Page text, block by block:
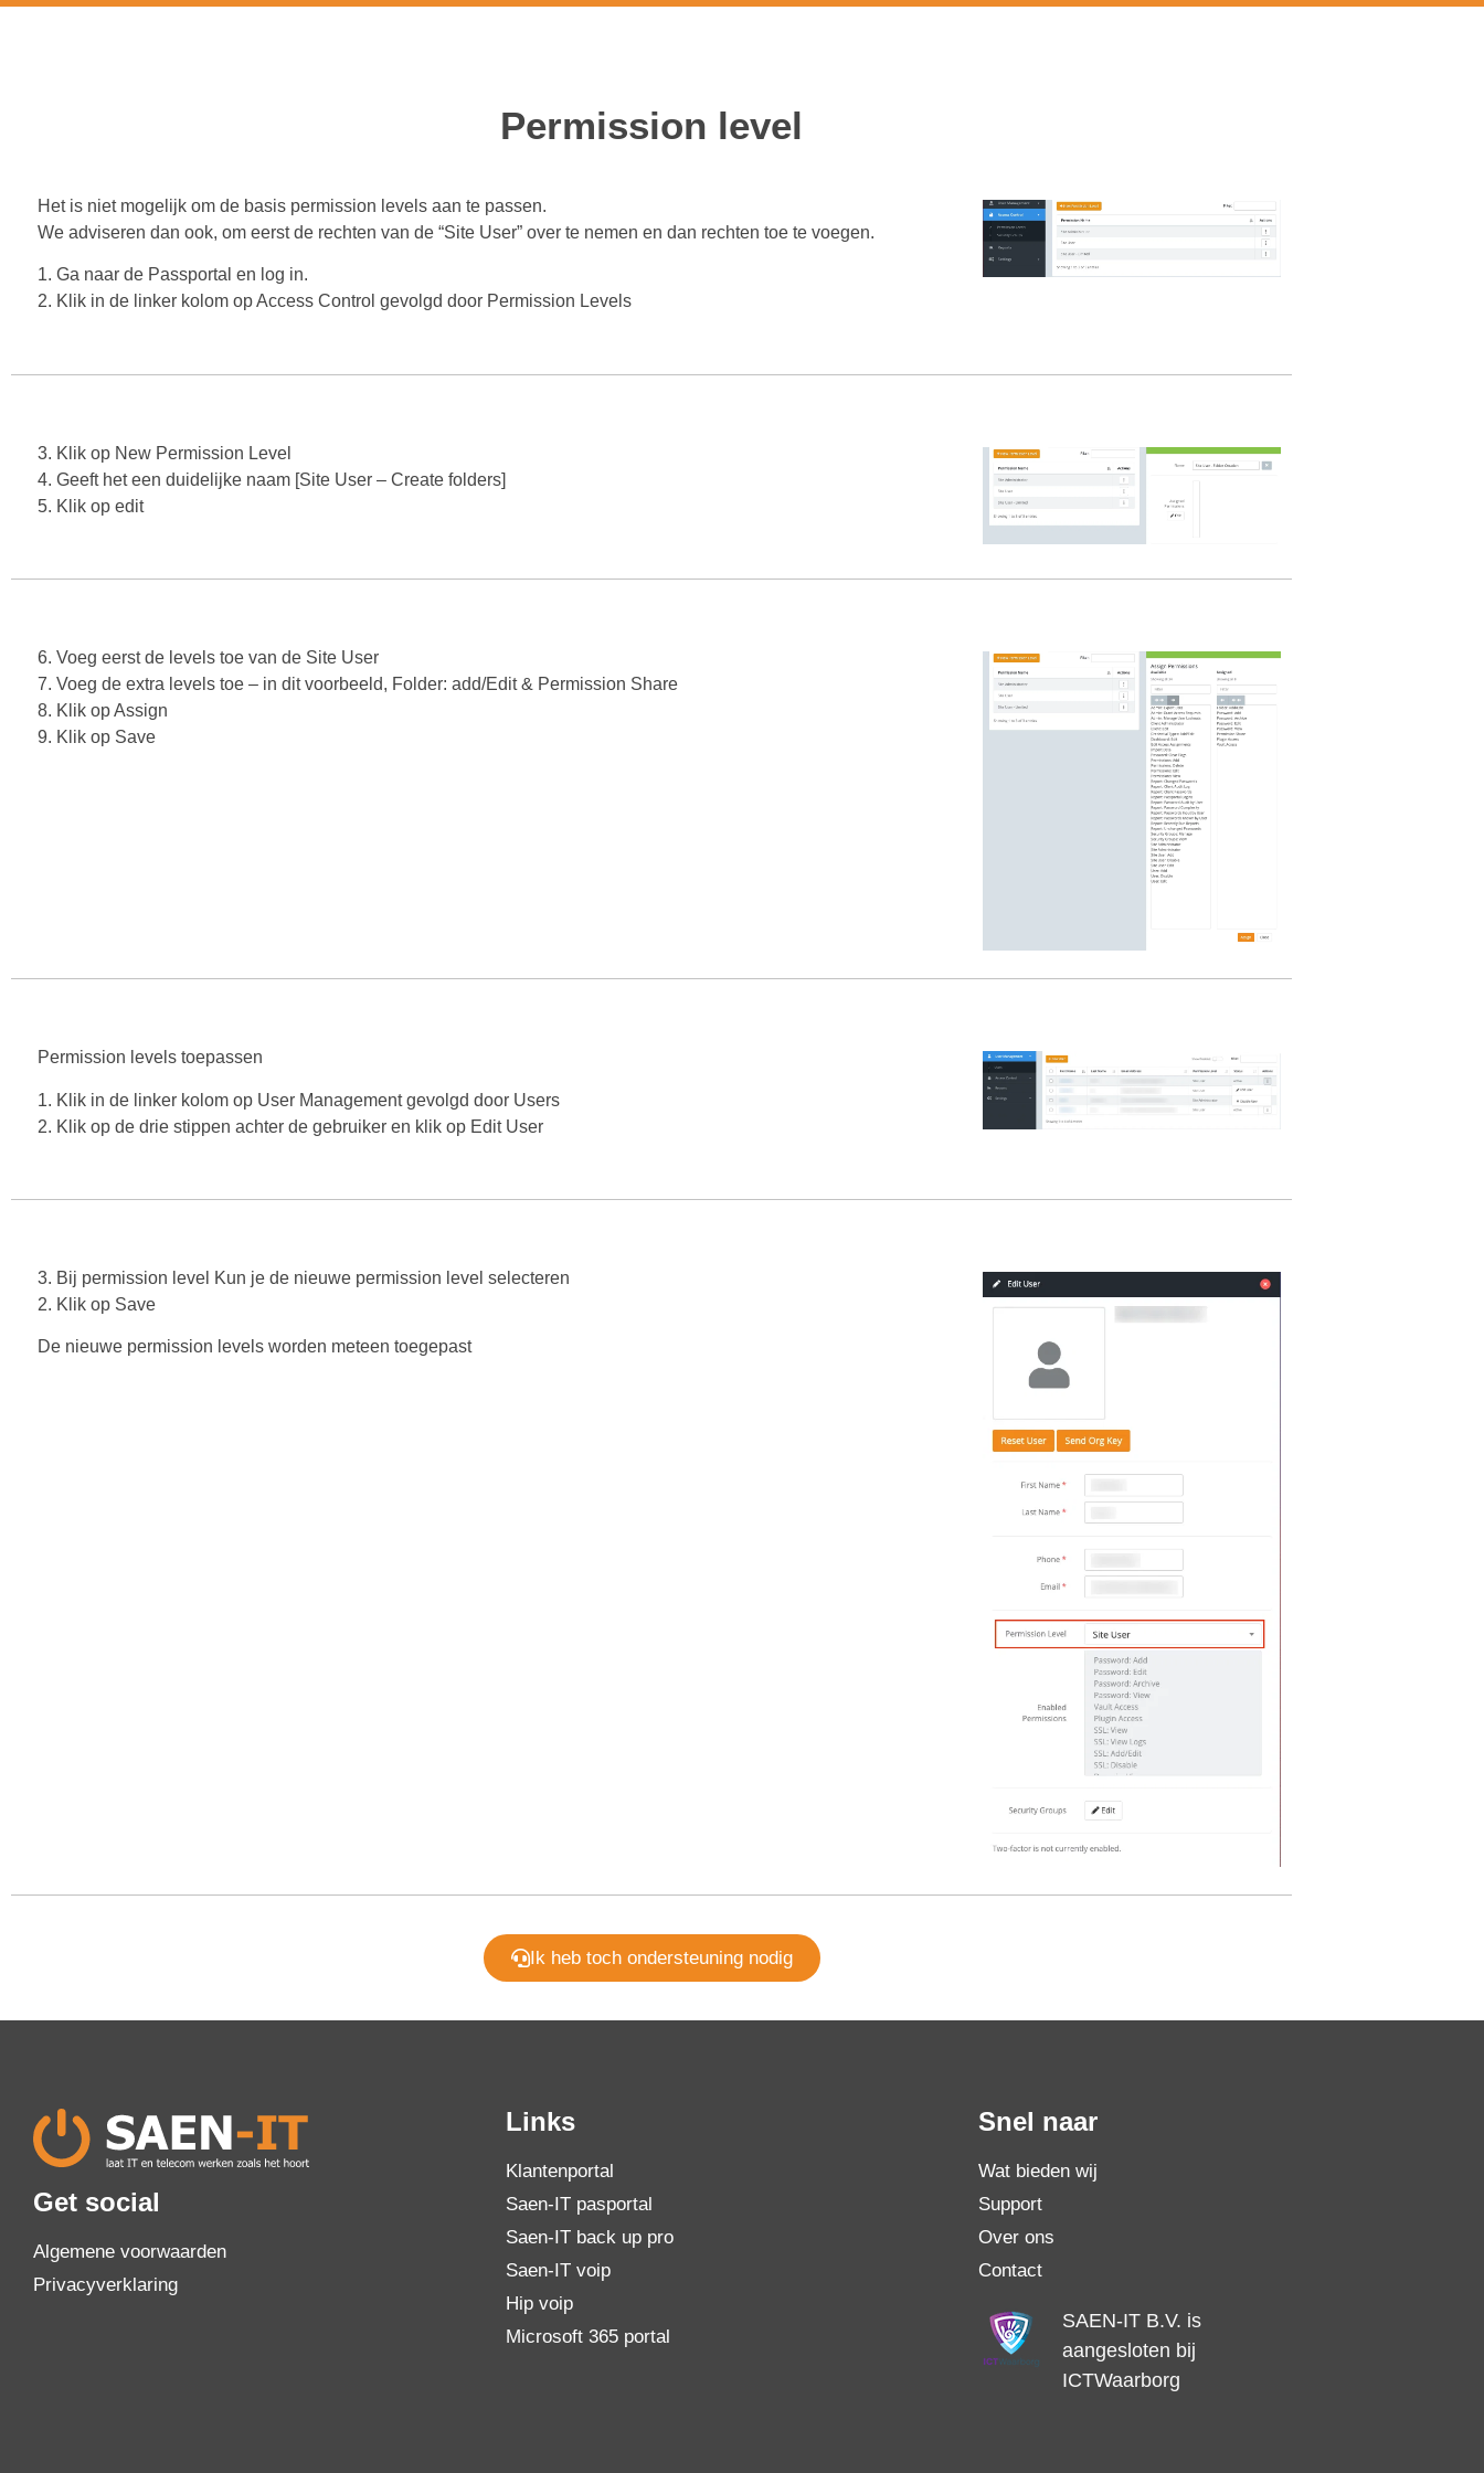
permission level
Permission level
Het is niet mogelijk om de basis permission levels aan te passen.
We adviseren dan ook, om eerst de rechten van de “Site User” over te nemen en dan rechten toe te voegen.
1. Ga naar de Passportal en log in.
2. Klik in de linker kolom op Access Control gevolgd door Permission Levels
3. Klik op New Permission Level
4. Geeft het een duidelijke naam [Site User – Create folders]
5. Klik op edit
6. Voeg eerst de levels toe van de Site User
7. Voeg de extra levels toe – in dit voorbeeld, Folder: add/Edit & Permission Share
8. Klik op Assign
9. Klik op Save
Permission levels toepassen
1. Klik in de linker kolom op User Management gevolgd door Users
2. Klik op de drie stippen achter de gebruiker en klik op Edit User
3. Bij permission level Kun je de nieuwe permission level selecteren
2. Klik op Save
De nieuwe permission levels worden meteen toegepast
Ik heb toch ondersteuning nodig
Get social
Algemene voorwaarden
Privacyverklaring
Links
Klantenportal
Saen-IT pasportal
Saen-IT back up pro
Saen-IT voip
Hip voip
Microsoft 365 portal
Snel naar
Wat bieden wij
Support
Over ons
Contact
SAEN-IT B.V. is
aangesloten bij
ICTWaarborg